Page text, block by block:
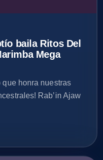
baila Ritos Del
Mega
que honra nuestras
Rab’in Ajaw